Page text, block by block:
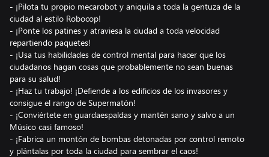
- ¡Pilota tu propio mecarobot y aniquila a toda la gentuza de la
ciudad al estilo Robocop!
- ¡Ponte los patines y atraviesa la ciudad a toda velocidad
repartiendo paquetes!
- ¡Usa tus habilidades de control mental para hacer que los
ciudadanos hagan cosas que probablemente no sean buenas
para su salud!
- ¡Haz tu trabajo! ¡Defiende a los edificios de los invasores y
consigue el rango de Supermatón!
- ¡Conviértete en guardaespaldas y mantén sano y salvo a un
Músico casi famoso!
- ¡Fabrica un montón de bombas detonadas por control remoto
y plántalas por toda la ciudad para sembrar el caos!